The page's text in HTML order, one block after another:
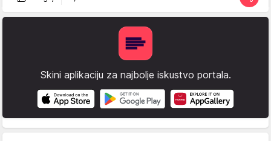
Skini aplikaciju za najbolje iskustvo portala.